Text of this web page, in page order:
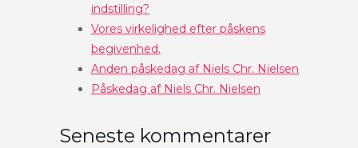
indstilling?
Vores virkelighed efter påskens
begivenhed.
Anden påskedag af Niels Chr. Nielsen
Påskedag af Niels Chr. Nielsen
Seneste kommentarer